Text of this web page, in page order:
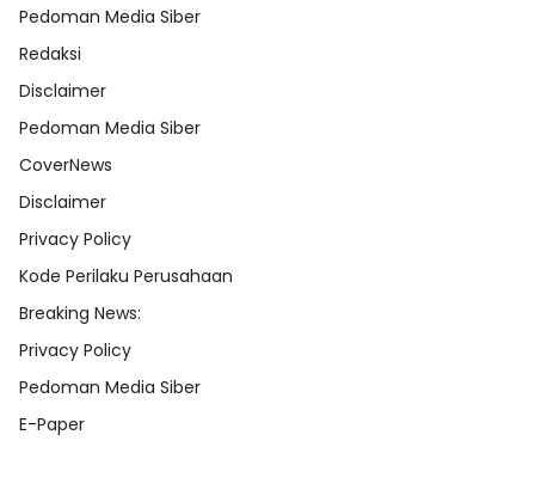
Pedoman Media Siber
Redaksi
Disclaimer
Pedoman Media Siber
CoverNews
Disclaimer
Privacy Policy
Kode Perilaku Perusahaan
Breaking News:
Privacy Policy
Pedoman Media Siber
E-Paper